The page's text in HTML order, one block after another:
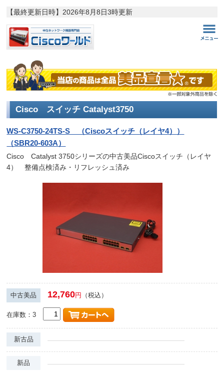
【最終更新日時】2026年8月8日3時更新
Cisco スイッチ Catalyst3750
WS-C3750-24TS-S （Ciscoスイッチ（レイヤ4））
（SBR20-603A）
Cisco Catalyst 3750シリーズの中古美品Ciscoスイッチ（レイヤ
4） 整備点検済み・リフレッシュ済み
中古美品 12,760円 （税込）
在庫数：3
新古品
新品